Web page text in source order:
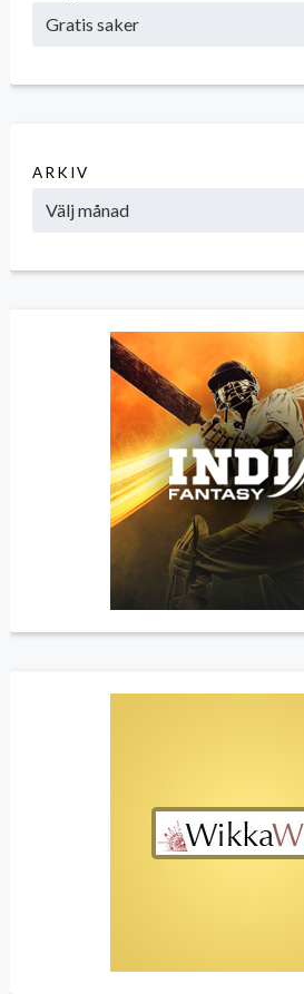
ARKIV